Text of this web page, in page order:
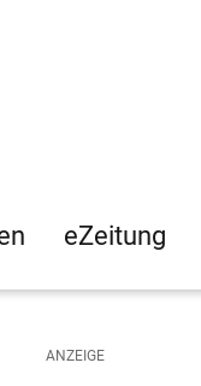
eZeitung